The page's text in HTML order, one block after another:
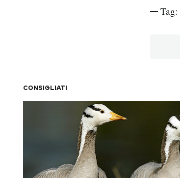
Tag:
CONSIGLIATI